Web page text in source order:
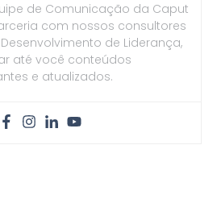
de Comunicação da Caput
com nossos consultores
de Liderança,
até você conteúdos
e atualizados.